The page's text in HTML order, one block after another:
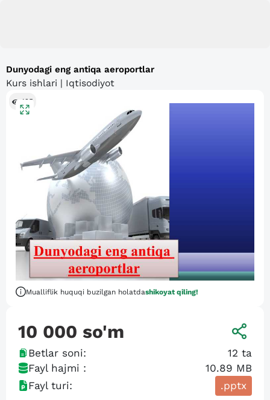
Dunyodagi eng antiqa aeroportlar
Kurs ishlari | Iqtisodiyot
125
Mualliflik huquqi buzilgan holatdashikoyat qiling!
10 000 so'm
Betlar soni: 12 ta
Fayl hajmi :
10.89 MB
Fayl turi:
.pptx